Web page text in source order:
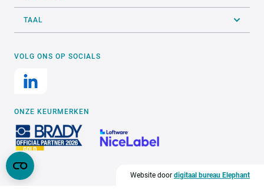
TAAL
VOLG ONS OP SOCIALS
ONZE KEURMERKEN
Website door digitaal bureau Elephant